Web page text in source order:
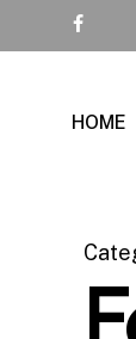
facebook
HOME